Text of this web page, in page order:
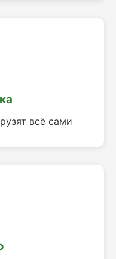
всё сами